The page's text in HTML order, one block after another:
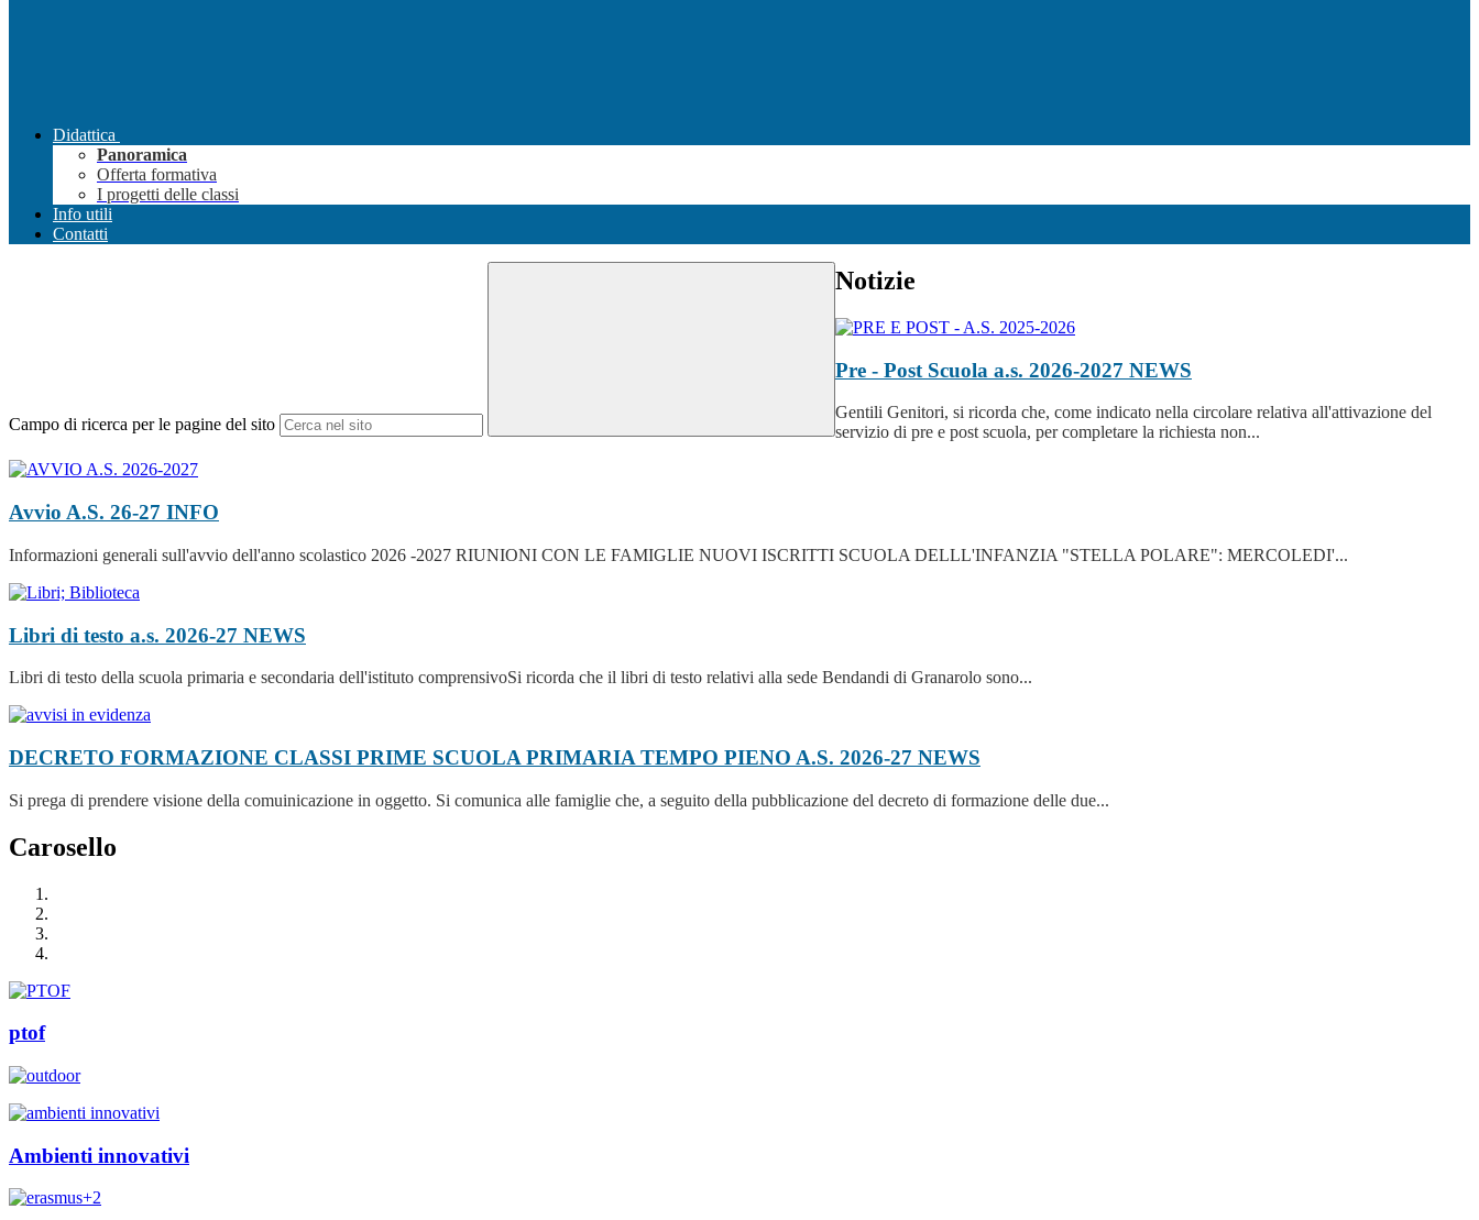
Didattica
Panoramica
Offerta formativa
I progetti delle classi
Info utili
Contatti
Campo di ricerca per le pagine del sito
Notizie
Pre - Post Scuola a.s. 2026-2027 NEWS
Gentili Genitori, si ricorda che, come indicato nella circolare relativa all'attivazione del
servizio di pre e post scuola, per completare la richiesta non...
Avvio A.S. 26-27 INFO
Informazioni generali sull'avvio dell'anno scolastico 2026 -2027 RIUNIONI CON LE FAMIGLIE NUOVI ISCRITTI SCUOLA DELLL'INFANZIA "STELLA POLARE": MERCOLEDI'...
Libri di testo a.s. 2026-27 NEWS
Libri di testo della scuola primaria e secondaria dell'istituto comprensivoSi ricorda che il libri di testo relativi alla sede Bendandi di Granarolo sono...
DECRETO FORMAZIONE CLASSI PRIME SCUOLA PRIMARIA TEMPO PIENO A.S. 2026-27 NEWS
Si prega di prendere visione della comuinicazione in oggetto. Si comunica alle famiglie che, a seguito della pubblicazione del decreto di formazione delle due...
Carosello
ptof
Ambienti innovativi